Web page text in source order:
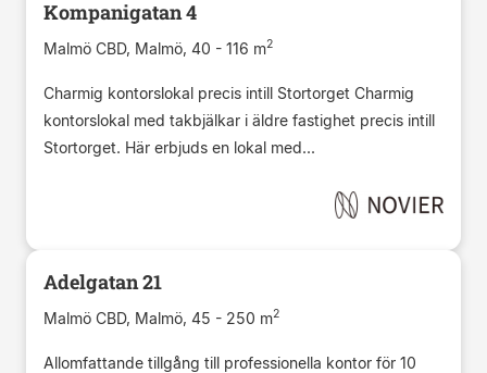
Kompanigatan 4
Malmö CBD, Malmö, 40 - 116 m2
Charmig kontorslokal precis intill Stortorget Charmig
kontorslokal med takbjälkar i äldre fastighet precis intill
Stortorget. Här erbjuds en lokal med...
Adelgatan 21
Malmö CBD, Malmö, 45 - 250 m2
Allomfattande tillgång till professionella kontor för 10